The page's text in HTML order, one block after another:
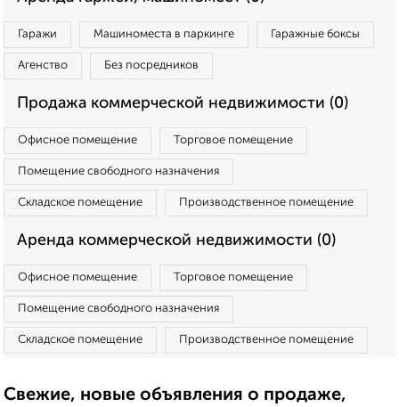
Гаражи Машиноместа в паркинге Гаражные боксы
Агенство Без посредников
Продажа коммерческой недвижимости (0)
Офисное помещение Торговое помещение
Помещение свободного назначения
Складское помещение Производственное помещение
Аренда коммерческой недвижимости (0)
Офисное помещение Торговое помещение
Помещение свободного назначения
Складское помещение Производственное помещение
Свежие, новые объявления о продаже,